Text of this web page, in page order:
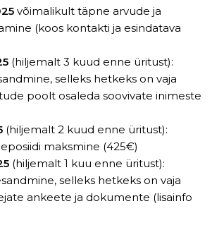
võimalikult täpne arvude ja
(koos kontakti ja esindatava
(hiljemalt 3 kuud enne üritust):
selleks hetkeks on vaja
poolt osaleda soovivate inimeste
(hiljemalt 2 kuud enne üritust):
maksmine (425€)
(hiljemalt 1 kuu enne üritust):
selleks hetkeks on vaja
ankeete ja dokumente (lisainfo